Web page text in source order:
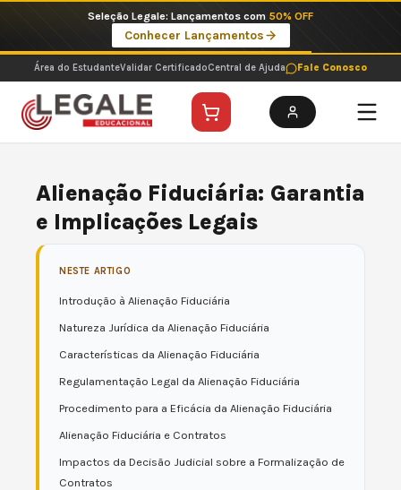
o
conteúdo
Seleção Legale: Lançamentos com 50% OFF
Conhecer Lançamentos
Área do EstudanteValidar CertificadoCentral de Ajuda Fale Conosco
Alienação Fiduciária: Garantia
e Implicações Legais
NESTE ARTIGO
Introdução à Alienação Fiduciária
Natureza Jurídica da Alienação Fiduciária
Características da Alienação Fiduciária
Regulamentação Legal da Alienação Fiduciária
Procedimento para a Eficácia da Alienação Fiduciária
Alienação Fiduciária e Contratos
Impactos da Decisão Judicial sobre a Formalização de
Contratos